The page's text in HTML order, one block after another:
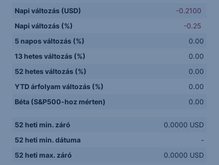
Napi változás (USD)
-0.2100
Napi változás (%)
-0.25
5 napos változás (%)
0.00
13 hetes változás (%)
0.00
52 hetes változás (%)
0.00
YTD árfolyam változás (%)
0.00
Béta (S&P500-hoz mérten)
0.00
52 heti min. záró
0.0000 USD
52 heti min. dátuma
-
52 heti max. záró
0.0000 USD